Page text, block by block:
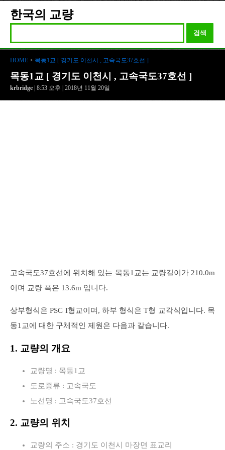
한국의 교량
검색
HOME > 목동1교 [ 경기도 이천시 , 고속국도37호선 ]
목동1교 [ 경기도 이천시 , 고속국도37호선 ]
krbridge | 8:53 오후 | 2018년 11월 20일
고속국도37호선에 위치해 있는 목동1교는 교량길이가 210.0m
이며 교량 폭은 13.6m 입니다.
상부형식은 PSC I형교이며, 하부 형식은 T형 교각식입니다. 목
동1교에 대한 구체적인 제원은 다음과 같습니다.
1. 교량의 개요
교량명 : 목동1교
도로종류 : 고속국도
노선명 : 고속국도37호선
2. 교량의 위치
교량의 주소 : 경기도 이천시 마장면 표교리